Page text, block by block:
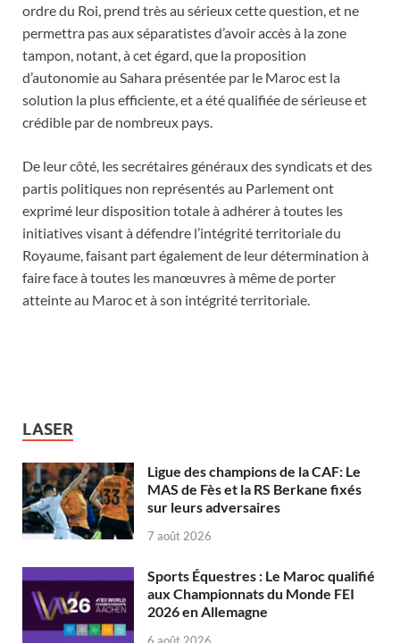
ordre du Roi, prend très au sérieux cette question, et ne
permettra pas aux séparatistes d’avoir accès à la zone
tampon, notant, à cet égard, que la proposition
d’autonomie au Sahara présentée par le Maroc est la
solution la plus efficiente, et a été qualifiée de sérieuse et
crédible par de nombreux pays.
De leur côté, les secrétaires généraux des syndicats et des
partis politiques non représentés au Parlement ont
exprimé leur disposition totale à adhérer à toutes les
initiatives visant à défendre l’intégrité territoriale du
Royaume, faisant part également de leur détermination à
faire face à toutes les manœuvres à même de porter
atteinte au Maroc et à son intégrité territoriale.
LASER
Ligue des champions de la CAF: Le
MAS de Fès et la RS Berkane fixés
sur leurs adversaires
7 août 2026
Sports Équestres : Le Maroc qualifié
aux Championnats du Monde FEI
2026 en Allemagne
6 août 2026